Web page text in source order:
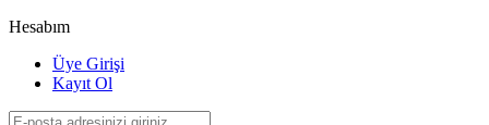
Hesabım
Üye Girişi
Kayıt Ol